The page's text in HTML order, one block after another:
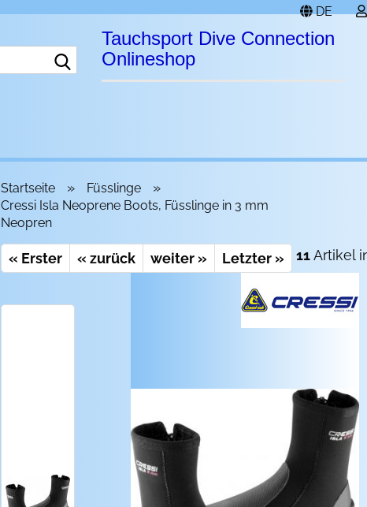
DE
Suche...
Tauchsport Dive Connection
Onlineshop
Startseite » Füsslinge »
Cressi Isla Neoprene Boots, Füsslinge in 3 mm
Neopren
« Erster « zurück weiter » Letzter » 11Artikel